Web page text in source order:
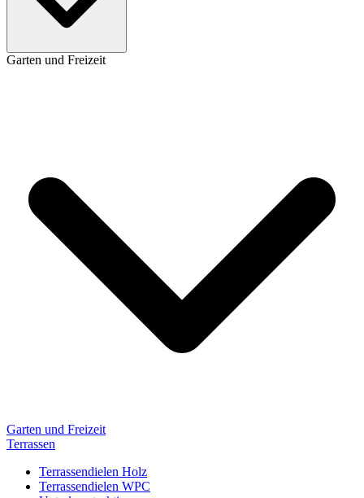
Garten und Freizeit
Garten und Freizeit
Terrassen
Terrassendielen Holz
Terrassendielen WPC